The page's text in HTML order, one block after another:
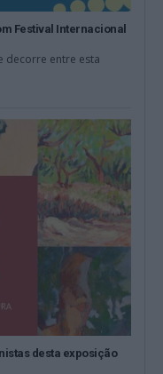
Festival Internacional
decorre entre esta
desta exposição